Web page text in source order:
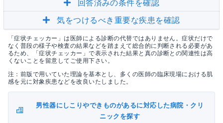
回答済みの条件を確認
気をつけるべき重要な疾患を確認
「症状チェッカー」は医師による診断の代替ではありません。症状だけで
なく普段の様子や検査の結果などを踏まえて総合的に判断される必要があ
るため、「症状チェッカー」で表示された結果と真の診断との関連性は高
くないことを留意してご使用下さい。
注：前版で用いていた理論を基本とし、多くの医師の臨床現場における肌
感を元に対象疾患などを改良いたしました。
男性器にしこりやできものがあるに対応した病院・クリ
ニックを探す